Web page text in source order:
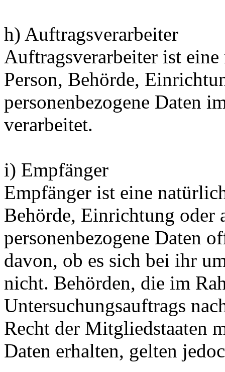
h) Auftragsverarbeiter
Auftragsverarbeiter ist
Person, Behörde,
personenbezogene Daten
verarbeitet.
i) Empfänger
Empfänger ist eine
Behörde, Einrichtung oder
personenbezogene Daten
davon, ob es sich bei ihr
nicht. Behörden, die im
Untersuchungsauftrags
Recht der Mitgliedstaaten
Daten erhalten, gelten